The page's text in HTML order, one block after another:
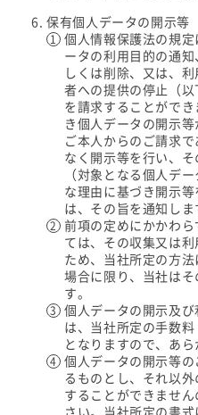
保有個人データの開示等
個人情報保護法の規
ータの利用目的の通
しくは削除、又は、
者への提供の停止（以
を請求することがで
き個人データの開示等
ご本人からのご請求
なく開示等を行い、
（対象となる個人デ
な理由に基づき開示
は、その旨を通知しま
前項の定めにかかわ
ては、その収集又は
ため、当社所定の方
場合に限り、当社は
す。
個人データの開示及
は、当社所定の手数
となりますので、あら
個人データの開示等
るものとし、それ以
することができませ
さい。当社所定の書